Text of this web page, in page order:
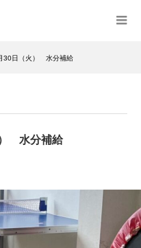
30日（火） 水分補給
） 水分補給